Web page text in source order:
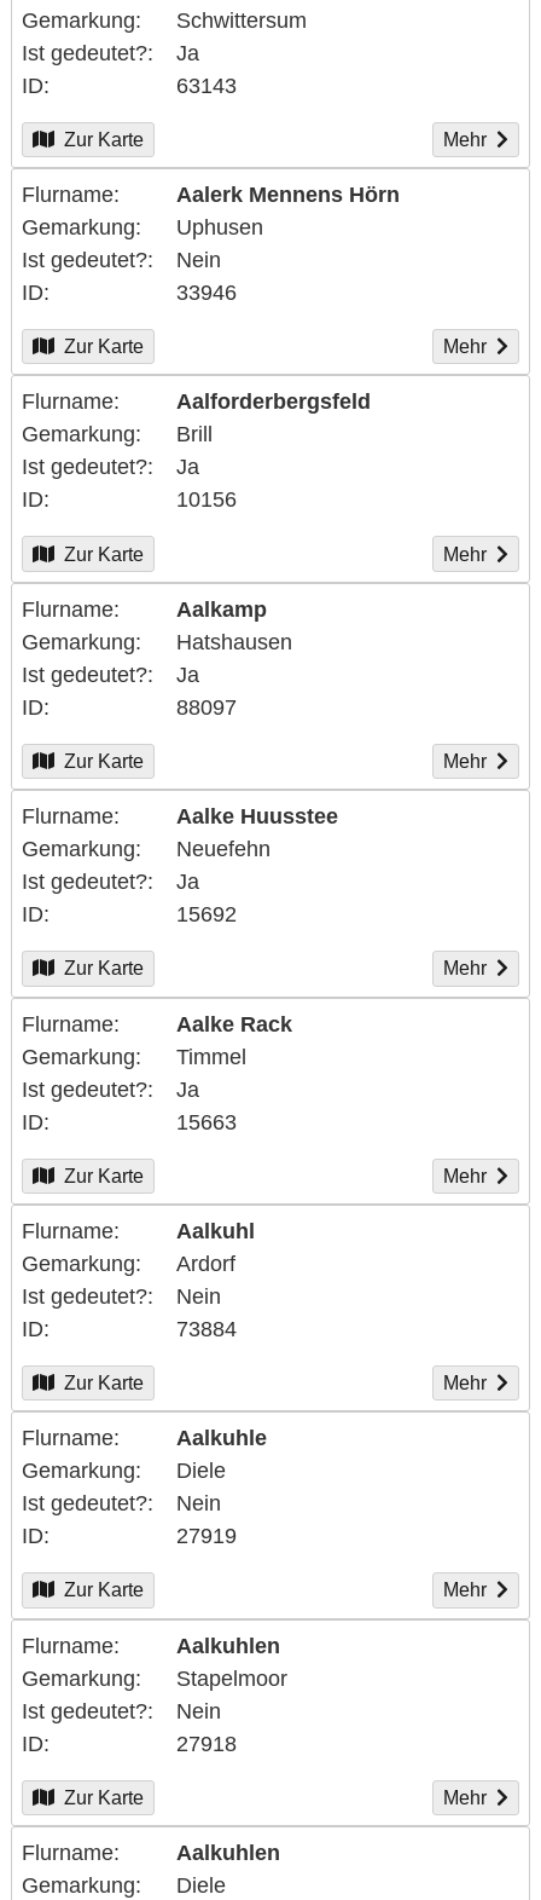
Gemarkung
Schwittersum
Ist gedeutet?
Ja
ID
63143
Zur Karte Mehr
Flurname
Aalerk Mennens Hörn
Gemarkung
Uphusen
Ist gedeutet?
Nein
ID
33946
Zur Karte Mehr
Flurname
Aalforderbergsfeld
Gemarkung
Brill
Ist gedeutet?
Ja
ID
10156
Zur Karte Mehr
Flurname
Aalkamp
Gemarkung
Hatshausen
Ist gedeutet?
Ja
ID
88097
Zur Karte Mehr
Flurname
Aalke Huusstee
Gemarkung
Neuefehn
Ist gedeutet?
Ja
ID
15692
Zur Karte Mehr
Flurname
Aalke Rack
Gemarkung
Timmel
Ist gedeutet?
Ja
ID
15663
Zur Karte Mehr
Flurname
Aalkuhl
Gemarkung
Ardorf
Ist gedeutet?
Nein
ID
73884
Zur Karte Mehr
Flurname
Aalkuhle
Gemarkung
Diele
Ist gedeutet?
Nein
ID
27919
Zur Karte Mehr
Flurname
Aalkuhlen
Gemarkung
Stapelmoor
Ist gedeutet?
Nein
ID
27918
Zur Karte Mehr
Flurname
Aalkuhlen
Gemarkung
Diele